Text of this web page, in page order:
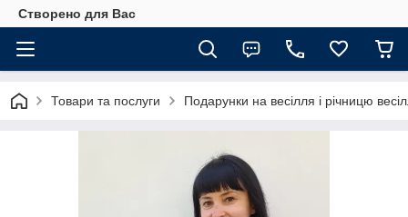
Створено для Вас
Товари та послуги Подарунки на весілля і річницю